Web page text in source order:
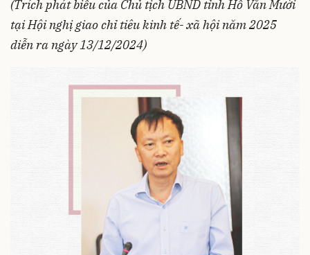
(Trích phát biểu của Chủ tịch UBND tỉnh Hồ Văn Mười
tại Hội nghị giao chỉ tiêu kinh tế- xã hội năm 2025
diễn ra ngày 13/12/2024)